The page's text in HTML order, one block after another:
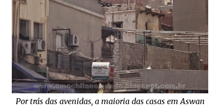
Por trás das avenidas, a maioria das casas em Aswan